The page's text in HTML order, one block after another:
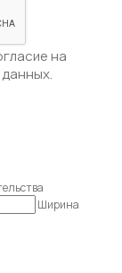
на
Ширина